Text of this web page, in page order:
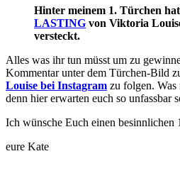
Hinter meinem 1. Türchen
LASTING von Viktoria
versteckt.
Alles was ihr tun müsst um zu
Kommentar unter dem Türchen-Bild
Louise bei Instagram zu folgen. Was
denn hier erwarten euch so unfassbar
Ich wünsche Euch einen
eure Kate